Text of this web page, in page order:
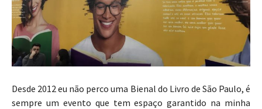
Desde 2012 eu não perco uma Bienal do Livro de São Paulo, é
sempre um evento que tem espaço garantido na minha